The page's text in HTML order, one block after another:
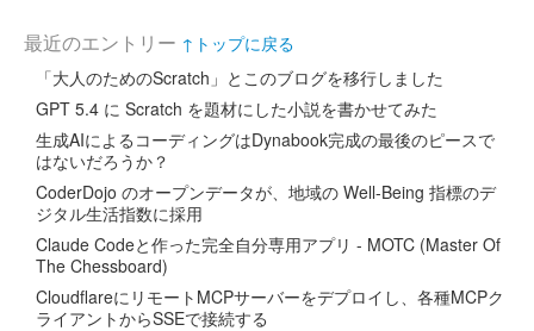
最近のエントリー ↑トップに戻る
「大人のためのScratch」とこのブログを移行しました
GPT 5.4 に Scratch を題材にした小説を書かせてみた
生成AIによるコーディングはDynabook完成の最後のピースで
はないだろうか？
CoderDojo のオープンデータが、地域の Well-Being 指標のデ
ジタル生活指数に採用
Claude Codeと作った完全自分専用アプリ - MOTC (Master Of
The Chessboard)
CloudflareにリモートMCPサーバーをデプロイし、各種MCPク
ライアントからSSEで接続する